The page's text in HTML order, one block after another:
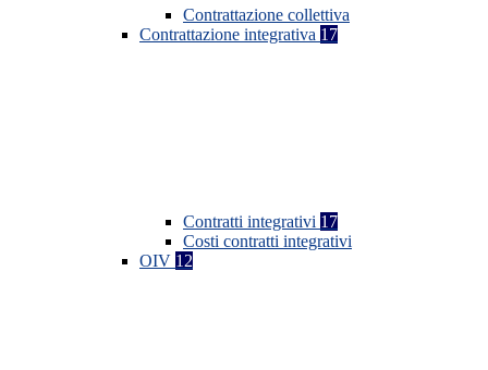
Contrattazione collettiva
Contrattazione integrativa 17
Contratti integrativi 17
Costi contratti integrativi
OIV 12